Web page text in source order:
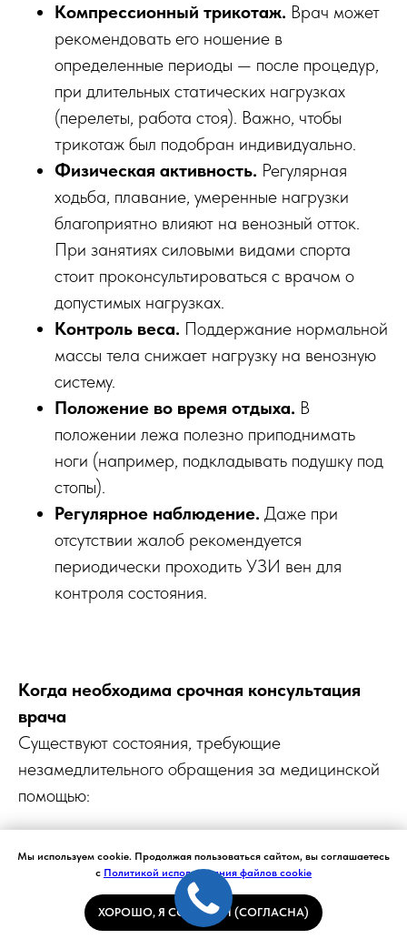
Компрессионный трикотаж. Врач может
рекомендовать его ношение в
определенные периоды — после процедур,
при длительных статических нагрузках
(перелеты, работа стоя). Важно, чтобы
трикотаж был подобран индивидуально.
Физическая активность. Регулярная
ходьба, плавание, умеренные нагрузки
благоприятно влияют на венозный отток.
При занятиях силовыми видами спорта
стоит проконсультироваться с врачом о
допустимых нагрузках.
Контроль веса. Поддержание нормальной
массы тела снижает нагрузку на венозную
систему.
Положение во время отдыха. В
положении лежа полезно приподнимать
ноги (например, подкладывать подушку под
стопы).
Регулярное наблюдение. Даже при
отсутствии жалоб рекомендуется
периодически проходить УЗИ вен для
контроля состояния.
Когда необходима срочная консультация
врача
Существуют состояния, требующие
незамедлительного обращения за медицинской
помощью:
горячего на ощупь участка по ходу вены
(возможные признаки
тромбофлебита
Внезапный отек всей ноги,
Мы используем cookie. Продолжая пользоваться сайтом, вы соглашаетесь
с Политикой использования файлов cookie
ХОРОШО, Я СОГЛАСЕН (СОГЛАСНА)